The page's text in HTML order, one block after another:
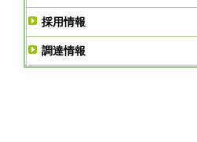
採用情報
調達情報